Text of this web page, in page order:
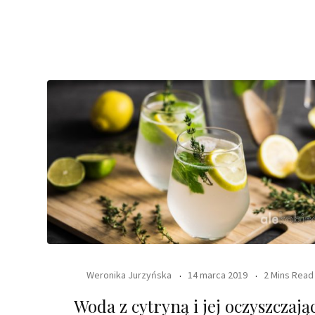
Weronika Jurzyńska 14 marca 2019 2 Mins Read
Woda z cytryną i jej